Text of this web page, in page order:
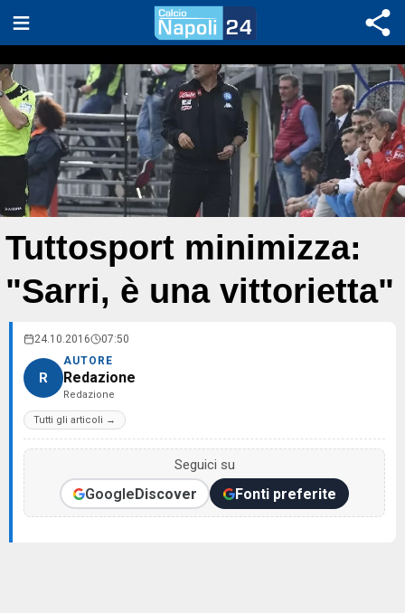
Tuttosport minimizza:
"Sarri, è una vittorietta"
24.10.2016 07:50
R
AUTORE
Redazione
Redazione
Tutti gli articoli →
Seguici su
GoogleDiscover Fonti preferite